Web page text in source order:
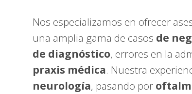
Nos especializamos en ofrecer
una amplia gama de casos de
de diagnóstico, errores en la
praxis médica. Nuestra
neurología, pasando por